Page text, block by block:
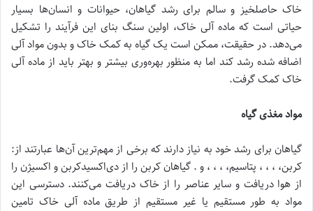
خاک حاصلخیز و سالم برای رشد گیاهان، حیوانات و انسان‌ها بسیار
حیاتی است که ماده آلی خاک، اولین سنگ بنای این فرآیند را تشکیل
می‌دهد. در حقیقت، ممکن است یک گیاه به کمک خاک و بدون مواد آلی
اضافه شده رشد کند اما به منظور بهره‌وری بیشتر و بهتر باید از ماده آلی
خاک کمک گرفت.
مواد مغذی گیاه
گیاهان برای رشد خود به نیاز دارند که برخی از مهم‌ترین آن‌ها عبارتند از:
کربن، ، ، ، پتاسیم، ، ، ، و . گیاهان کربن را از دی‌اکسیدکربن و اکسیژن را
از هوا دریافت و سایر عناصر را از خاک دریافت می‌کنند. دسترسی این
مواد به طور مستقیم یا غیر مستقیم از طریق ماده آلی خاک تامین